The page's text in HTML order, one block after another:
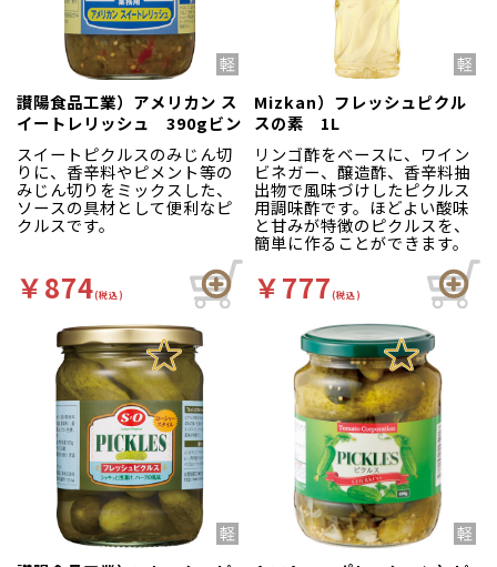
讃陽食品工業）アメリカン ス
イートレリッシュ 390gビン
スイートピクルスのみじん切
りに、香辛料やピメント等の
みじん切りをミックスした、
ソースの具材として便利なピ
クルスです。
￥874(税込)
Mizkan）フレッシュピクル
スの素 1L
リンゴ酢をベースに、ワイン
ビネガー、醸造酢、香辛料抽
出物で風味づけしたピクルス
用調味酢です。ほどよい酸味
と甘みが特徴のピクルスを、
簡単に作ることができます。
￥777(税込)